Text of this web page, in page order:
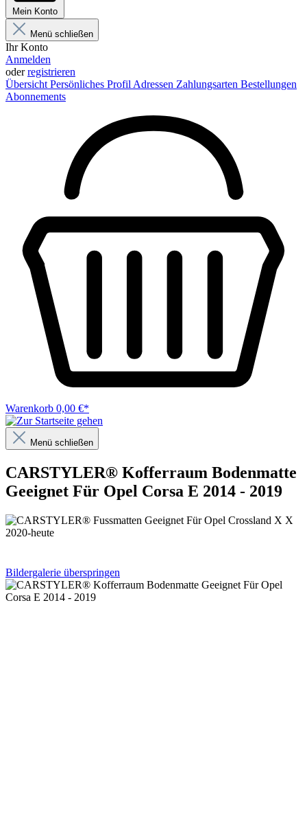
Mein Konto
Menü schließen
Ihr Konto
Anmelden
oderregistrieren
Übersicht Persönliches Profil Adressen Zahlungsarten Bestellungen
Abonnements
Warenkorb 0,00 €*
Menü schließen
CARSTYLER® Kofferraum Bodenmatte
Geeignet Für Opel Corsa E 2014 - 2019
Bildergalerie überspringen